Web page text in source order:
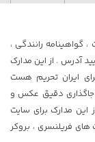
گواهینامه رانندگی ،
آدرس . از این مدارک
ایران تحریم هست
جاگذاری دقیق عکس و
این مدارک برای سایت
های فریلنسری ، بروکر